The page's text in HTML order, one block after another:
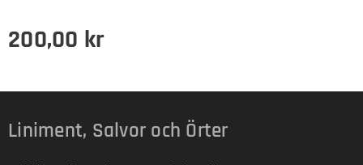
200,00 kr
Liniment, Salvor och Örter